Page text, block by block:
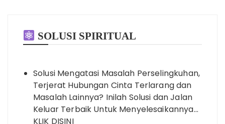
SOLUSI SPIRITUAL
Solusi Mengatasi Masalah Perselingkuhan,
Terjerat Hubungan Cinta Terlarang dan
Masalah Lainnya? Inilah Solusi dan Jalan
Keluar Terbaik Untuk Menyelesaikannya…
KLIK DISINI